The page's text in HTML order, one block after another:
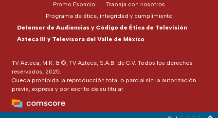
TV Azteca, M.R. & ©, TV Azteca, S.A.B. de C.V. Todos los derechos
reservados, 2025.
Queda prohibida la reproducción total o parcial sin la autorización
previa, expresa y por escrito de su titular.
Promo Espacio
Trabaja con nosotros
Programa de ética, integridad y cumplimiento
Defensor de Audiencias y Código de Ética de Televisión
Azteca III y Televisora del Valle de México